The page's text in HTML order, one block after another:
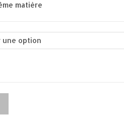
matière
une option